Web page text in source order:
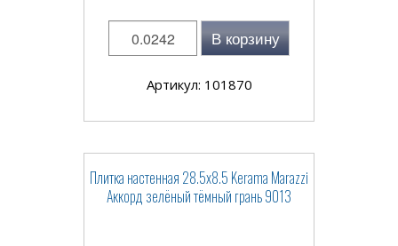
В корзину
Артикул: 101870
Плитка настенная 28.5x8.5 Kerama Marazzi
Аккорд зелёный тёмный грань 9013